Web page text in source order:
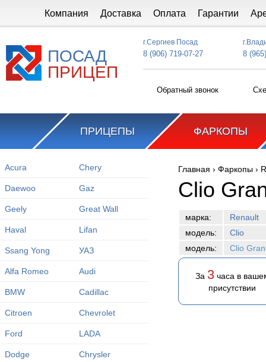
Компания Доставка Оплата Гарантии
ПОСАД
ПРИЦЕП
г.Сергиев Посад
8 (906) 719-07-27 8
Обратный звонок
ПРИЦЕПЫ ФАРКОПЫ
Acura Chery
Daewoo Gaz
Geely Great Wall
Haval Lifan
Ssang Yong УАЗ
Alfa Romeo Audi
BMW Cadillac
Citroen Chevrolet
Ford LADA
Dodge Chrysler
Вы здесь
Главная › Фаркопы ›
Clio
марка:
Renault
модель:
Clio
модель:
Clio
За 3часа в
присутствии